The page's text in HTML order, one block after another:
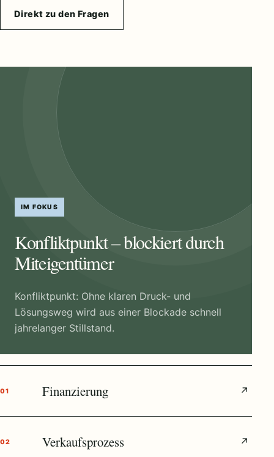
Direkt zu den Fragen
IM FOKUS
Konfliktpunkt – blockiert durch
Miteigentümer
Konfliktpunkt: Ohne klaren Druck- und
Lösungsweg wird aus einer Blockade schnell
jahrelanger Stillstand.
01 Finanzierung ↗
02 Verkaufsprozess ↗